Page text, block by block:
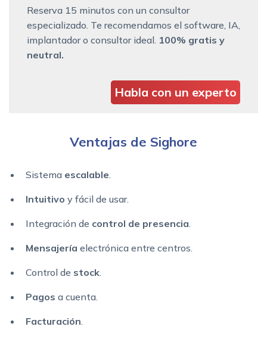
Reserva 15 minutos con un consultor
especializado. Te recomendamos el software, IA,
implantador o consultor ideal. 100% gratis y
neutral.
Habla con un experto
Ventajas de Sighore
Sistema escalable.
Intuitivo y fácil de usar.
Integración de control de presencia.
Mensajería electrónica entre centros.
Control de stock.
Pagos a cuenta.
Facturación.